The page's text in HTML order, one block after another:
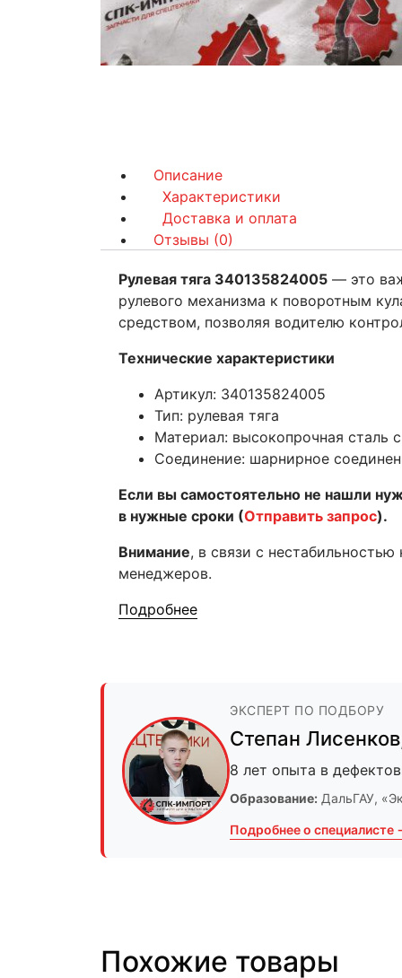
Описание
Характеристики
Доставка и оплата
Отзывы (0)
Рулевая тяга 340135824005 — это
рулевого механизма к поворотным
средством, позволяя водителю
Технические характеристики
Артикул: 340135824005
Тип: рулевая тяга
Материал: высокопрочная сталь
Соединение: шарнирное
Если вы самостоятельно не нашли
в нужные сроки (Отправить запрос).
Внимание, в связи с
менеджеров.
Подробнее
ЭКСПЕРТ ПО ПОДБОРУ
Степан Лисенков
8 лет опыта в
Образование: ДальГАУ,
Подробнее о специалисте
Похожие товары